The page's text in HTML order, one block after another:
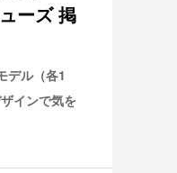
ーズ 掲
デル（各1
インで気を